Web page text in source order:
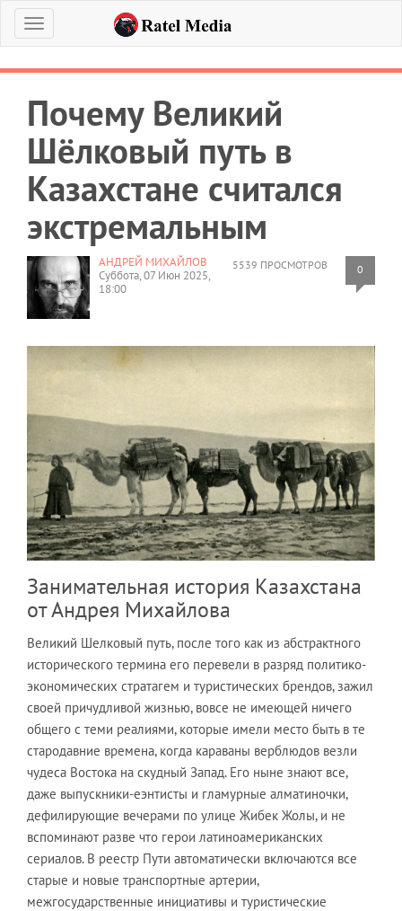
Меню
Почему Великий
Шёлковый путь в
Казахстане считался
экстремальным
5539 ПРОСМОТРОВ 0
АНДРЕЙ МИХАЙЛОВ
Суббота, 07 Июн 2025,
18:00
Занимательная история Казахстана
от Андрея Михайлова
Великий Шелковый путь, после того как из абстрактного
исторического термина его перевели в разряд политико-
экономических стратагем и туристических брендов, зажил
своей причудливой жизнью, вовсе не имеющей ничего
общего с теми реалиями, которые имели место быть в те
стародавние времена, когда караваны верблюдов везли
чудеса Востока на скудный Запад. Его ныне знают все,
даже выпускники-еэнтисты и гламурные алматиночки,
дефилирующие вечерами по улице Жибек Жолы, и не
вспоминают разве что герои латиноамериканских
сериалов. В реестр Пути автоматически включаются все
старые и новые транспортные артерии,
межгосударственные инициативы и туристические